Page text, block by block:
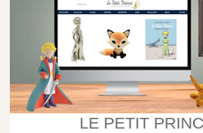
LE PETIT